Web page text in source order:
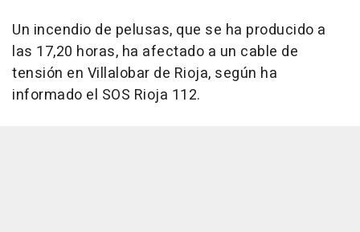
Un incendio de pelusas, que se ha producido a
las 17,20 horas, ha afectado a un cable de
tensión en Villalobar de Rioja, según ha
informado el SOS Rioja 112.